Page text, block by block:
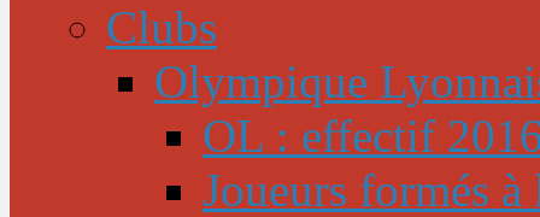
Clubs
Olympique
OL : effectif
Joueurs formés